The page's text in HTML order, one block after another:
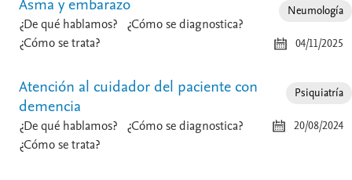
Neumología
04/11/2025
Asma y embarazo
¿De qué hablamos? ¿Cómo se diagnostica?
¿Cómo se trata?
Psiquiatría
20/08/2024
Atención al cuidador del paciente con
demencia
¿De qué hablamos? ¿Cómo se diagnostica?
¿Cómo se trata?